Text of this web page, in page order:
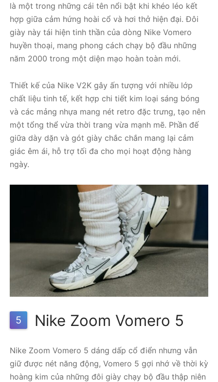
là một trong những cái tên nổi bật khi khéo léo kết
hợp giữa cảm hứng hoài cổ và hơi thở hiện đại. Đôi
giày này tái hiện tinh thần của dòng Nike Vomero
huyền thoại, mang phong cách chạy bộ đầu những
năm 2000 trong một diện mạo hoàn toàn mới.
Thiết kế của Nike V2K gây ấn tượng với nhiều lớp
chất liệu tinh tế, kết hợp chi tiết kim loại sáng bóng
và các mảng nhựa mang nét retro đặc trưng, tạo nên
một tổng thể vừa thời trang vừa mạnh mẽ. Phần đế
giữa dày dặn và gót giày chắc chắn mang lại cảm
giác êm ái, hỗ trợ tối đa cho mọi hoạt động hàng
ngày.
5 Nike Zoom Vomero 5
Nike Zoom Vomero 5 dáng dấp cổ điển nhưng vẫn
giữ được nét năng động, Vomero 5 gợi nhớ về thời kỳ
hoàng kim của những đôi giày chạy bộ đầu thập niên